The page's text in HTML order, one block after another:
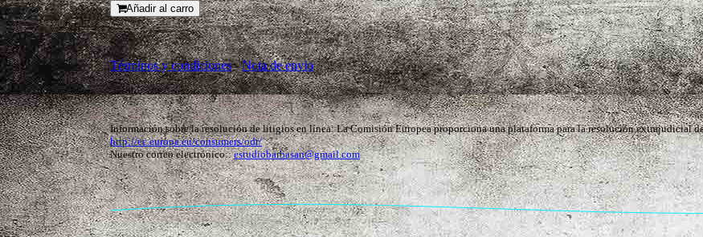
Añadir al carro
Términos y condiciones-Nota de envio
Información sobre la resolución de litigios en línea: La Comisión Europea proporciona una plataforma para la resolución extrajudicial
http://ec.europa.eu/consumers/odr/
Nuestro correo electrónico::estudiobarbasan@gmail.com